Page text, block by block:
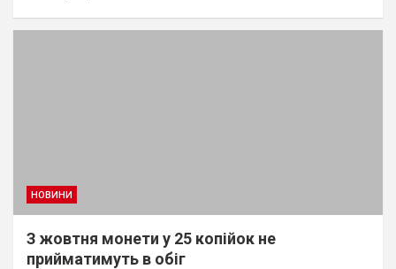
НОВИНИ
З жовтня монети у 25 копійок не
прийматимуть в обіг